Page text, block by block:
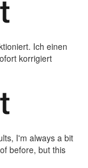
Ich einen
korrigiert
I'm always a bit
before, but this